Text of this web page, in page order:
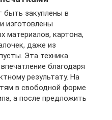
быть закуплены в
изготовлены
материалов, картона,
даже из
Эта техника
благодаря
результату. На
в свободной форме
а после предложить